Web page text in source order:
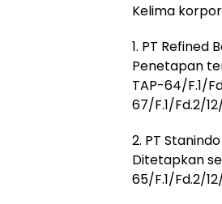
Kelima
1. PT Refined
Penetapan
TAP-64/F.1/
67/F.1/Fd.2/
2. PT
Ditetapkan
65/F.1/Fd.2/